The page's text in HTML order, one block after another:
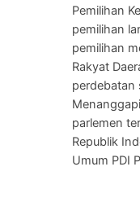
Pemilihan
pemilihan
pemilihan
Rakyat
perdebatan
parlemen
Republik
Umum PDI